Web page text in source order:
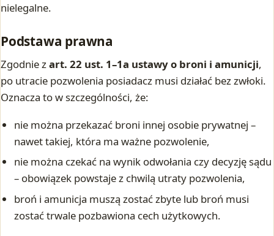
nielegalne.
Podstawa prawna
Zgodnie zart. 22 ust. 1–1a ustawy o broni i amunicji,
po utracie pozwolenia posiadacz musi działać bez zwłoki.
Oznacza to w szczególności, że:
nie można przekazać broni innej osobie prywatnej –
nawet takiej, która ma ważne pozwolenie,
nie można czekać na wynik odwołania czy decyzję sądu
– obowiązek powstaje z chwilą utraty pozwolenia,
broń i amunicja muszą zostać zbyte lub broń musi
zostać trwale pozbawiona cech użytkowych.